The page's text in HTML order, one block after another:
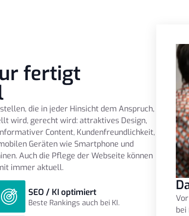
fertigt
die in jeder Hinsicht dem Anspruch,
wird, gerecht wird: attraktives Design,
Content, Kundenfreundlichkeit,
Geräten wie Smartphone und
Auch die Pflege der Webseite können
immer aktuell.
SEO / KI optimiert
Beste Rankings auch bei KI.
bei